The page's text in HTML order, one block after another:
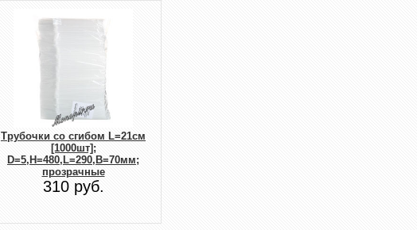
Трубочки со сгибом L=21см
[1000шт];
D=5,H=480,L=290,B=70мм;
прозрачные
310 руб.